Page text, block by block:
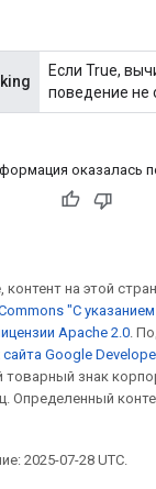
Если True,
поведение не
оказалась
контент на этой
"С
Apache 2.0.
Google
товарный знак
Определенный
2025-07-28 UTC.